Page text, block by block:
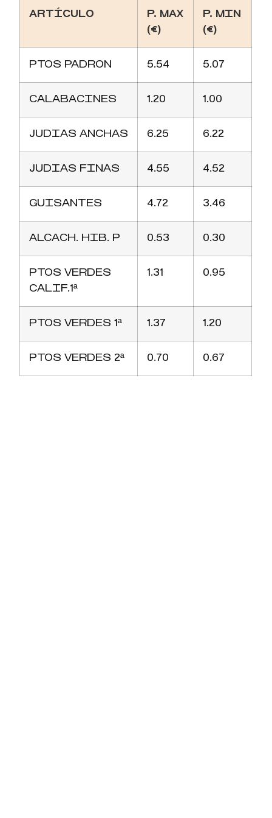
ARTÍCULO
P. MAX
(€)
P. MIN
(€)
PTOS PADRON 5.54 5.07
CALABACINES 1.20 1.00
JUDIAS ANCHAS 6.25 6.22
JUDIAS FINAS 4.55 4.52
GUISANTES 4.72 3.46
ALCACH. HIB. P 0.53 0.30
PTOS VERDES
CALIF.1ª
1.31 0.95
PTOS VERDES 1ª 1.37 1.20
PTOS VERDES 2ª 0.70 0.67